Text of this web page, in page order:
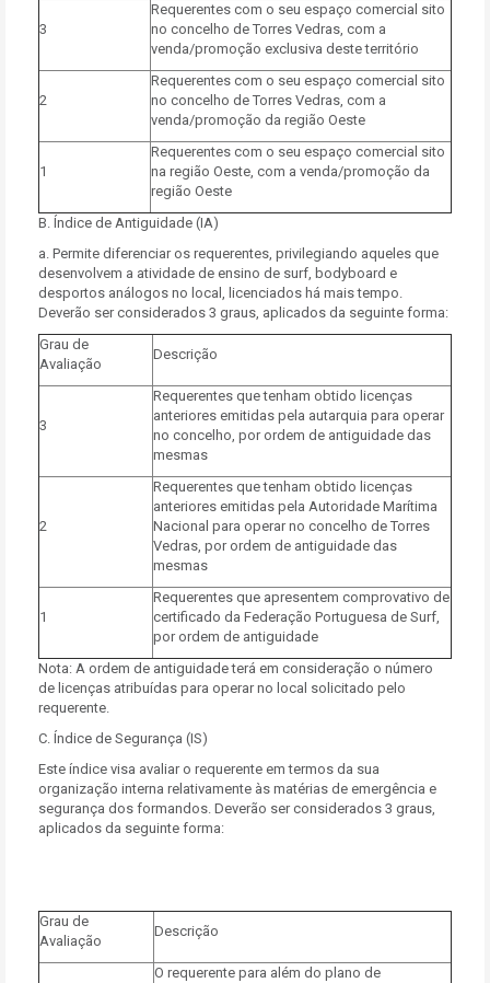
3
Requerentes com o seu espaço comercial sito
no concelho de Torres Vedras, com a
venda/promoção exclusiva deste território
2
Requerentes com o seu espaço comercial sito
no concelho de Torres Vedras, com a
venda/promoção da região Oeste
1
Requerentes com o seu espaço comercial sito
na região Oeste, com a venda/promoção da
região Oeste
B. Índice de Antiguidade (IA)
a. Permite diferenciar os requerentes, privilegiando aqueles que
desenvolvem a atividade de ensino de surf, bodyboard e
desportos análogos no local, licenciados há mais tempo.
Deverão ser considerados 3 graus, aplicados da seguinte forma:
Grau de
Avaliação
Descrição
3
Requerentes que tenham obtido licenças
anteriores emitidas pela autarquia para operar
no concelho, por ordem de antiguidade das
mesmas
2
Requerentes que tenham obtido licenças
anteriores emitidas pela Autoridade Marítima
Nacional para operar no concelho de Torres
Vedras, por ordem de antiguidade das
mesmas
1
Requerentes que apresentem comprovativo de
certificado da Federação Portuguesa de Surf,
por ordem de antiguidade
Nota: A ordem de antiguidade terá em consideração o número
de licenças atribuídas para operar no local solicitado pelo
requerente.
C. Índice de Segurança (IS)
Este índice visa avaliar o requerente em termos da sua
organização interna relativamente às matérias de emergência e
segurança dos formandos. Deverão ser considerados 3 graus,
aplicados da seguinte forma:
Grau de
Avaliação
Descrição
O requerente para além do plano de